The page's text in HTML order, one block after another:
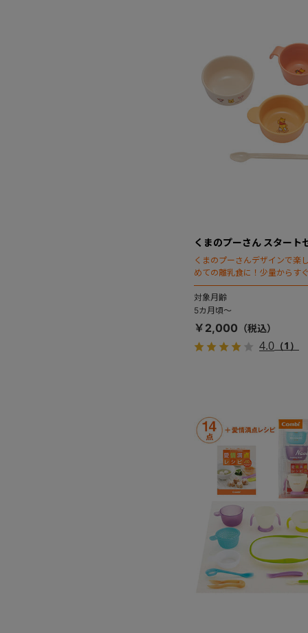
くまのプーさん スタート
くまのプーさんデザインで楽
めての離乳食に！少量からす
躍の6点セット！
対象月齢
5カ月頃～
￥2,000
4.0 （1）